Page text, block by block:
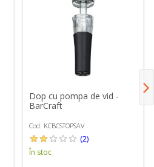
Dop cu pompa de vid -
BarCraft
Cod: KCBCSTOPSAV
(2)
În stoc